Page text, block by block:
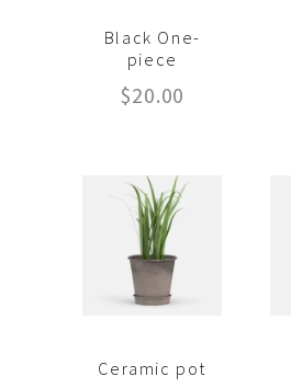
Black One-
piece
$20.00
Ceramic pot